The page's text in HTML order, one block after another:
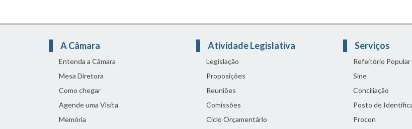
A Câmara
Entenda a Câmara
Mesa Diretora
Como chegar
Agende uma Visita
Memória
Atividade Legislativa
Legislação
Proposições
Reuniões
Comissões
Ciclo Orçamentário
Serviços
Refeitório Popular
Sine
Conciliação
Posto de
Procon